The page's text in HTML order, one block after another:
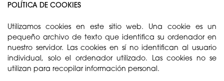
POLÍTICA DE COOKIES
Utilizamos cookies en este sitio web. Una cookie es un
pequeño archivo de texto que identifica su ordenador en
nuestro servidor. Las cookies en sí no identifican al usuario
individual, solo el ordenador utilizado. Las cookies no se
utilizan para recopilar información personal.